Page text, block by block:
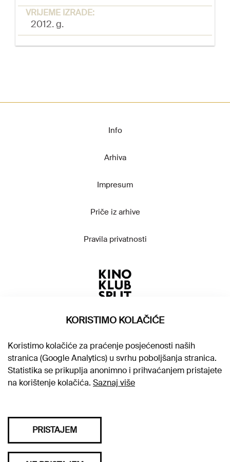
VRIJEME IZRADE:
2012. g.
Info
Arhiva
Impresum
Priče iz arhive
Pravila privatnosti
KORISTIMO KOLAČIĆE
Koristimo kolačiće za praćenje posjećenosti naših
stranica (Google Analytics) u svrhu poboljšanja stranica.
Statistika se prikuplja anonimno i prihvaćanjem pristajete
na korištenje kolačića. Saznaj više
PRISTAJEM